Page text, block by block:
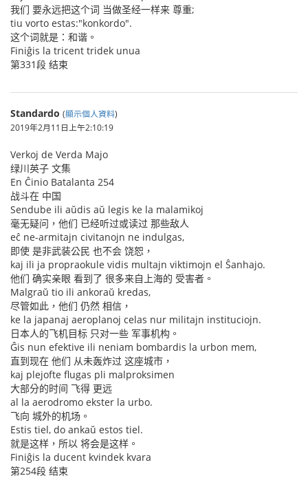
我们 要永远把这个词 当做圣经一样来 尊重;
tiu vorto estas:"konkordo".
这个词就是：和谐。
Finiĝis la tricent tridek unua
第331段 结束
Standardo (顯示個人資料)
2019年2月11日上午2:10:19
Verkoj de Verda Majo
绿川英子 文集
En Ĉinio Batalanta 254
战斗在 中国
Sendube ili aŭdis aŭ legis ke la malamikoj
毫无疑问，他们 已经听过或读过 那些敌人
eĉ ne-armitajn civitanojn ne indulgas,
即使 是非武装公民 也不会 饶恕，
kaj ili ja propraokule vidis multajn viktimojn el Ŝanhajo.
他们 确实亲眼 看到了 很多来自上海的 受害者。
Malgraŭ tio ili ankoraŭ kredas,
尽管如此，他们 仍然 相信，
ke la japanaj aeroplanoj celas nur militajn instituciojn.
日本人的飞机目标 只对一些 军事机构。
Ĝis nun efektive ili neniam bombardis la urbon mem,
直到现在 他们 从未轰炸过 这座城市，
kaj plejofte flugas pli malproksimen
大部分的时间 飞得 更远
al la aerodromo ekster la urbo.
飞向 城外的机场。
Estis tiel, do ankaŭ estos tiel.
就是这样，所以 将会是这样。
Finiĝis la ducent kvindek kvara
第254段 结束